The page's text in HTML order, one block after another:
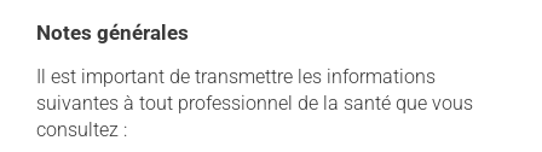
Notes générales
Il est important de transmettre les informations
suivantes à tout professionnel de la santé que vous
consultez :